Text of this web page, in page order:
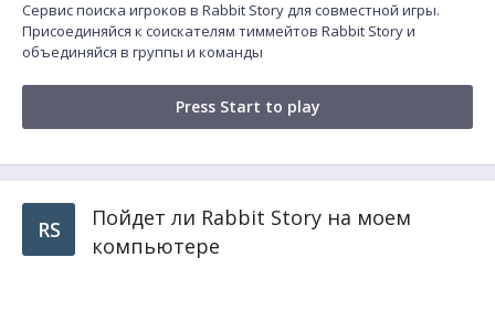
Сервис поиска игроков в Rabbit Story для совместной игры.
Присоединяйся к соискателям тиммейтов Rabbit Story и
объединяйся в группы и команды
Press Start to play
RS
Пойдет ли Rabbit Story на моем
компьютере